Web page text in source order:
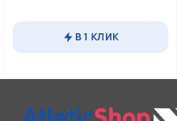
несколько
Опции
выбрать
В 1 КЛИК